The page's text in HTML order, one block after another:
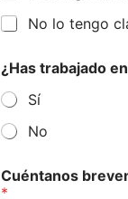
No lo tengo
¿Has trabajado
Sí
No
Cuéntanos
*